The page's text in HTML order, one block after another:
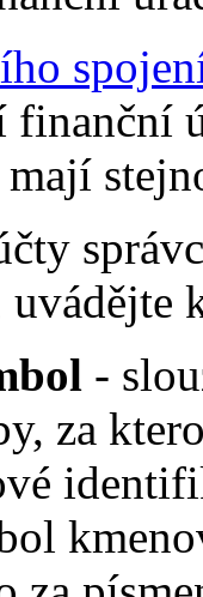
finanční
uvádějte
-
za